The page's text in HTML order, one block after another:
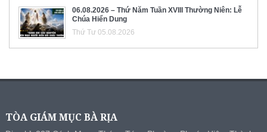
06.08.2026 – Thứ Năm Tuần XVIII Thường Niên: Lễ
Chúa Hiển Dung
Thứ Tư 05.08.2026
TÒA GIÁM MỤC BÀ RỊA